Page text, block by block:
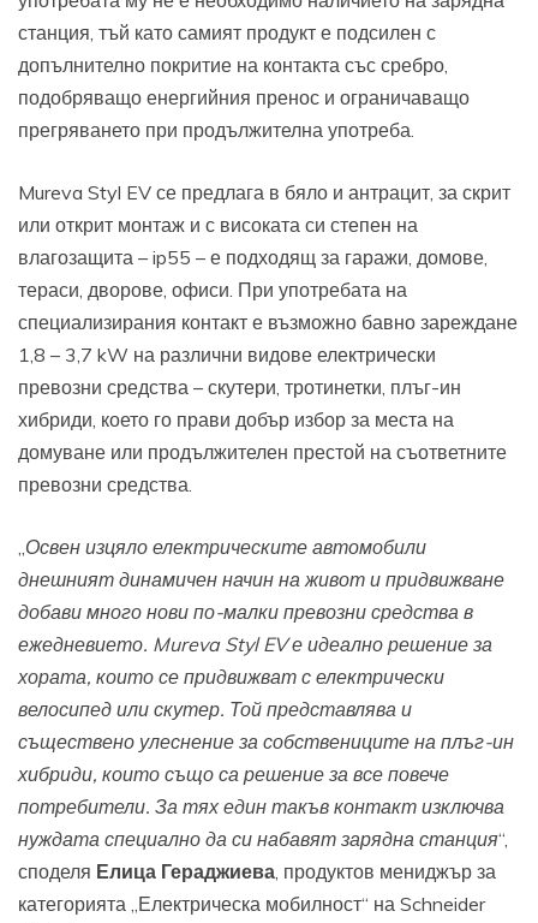
станция, тъй като самият продукт е подсилен с
допълнително покритие на контакта със сребро,
подобряващо енергийния пренос и ограничаващо
прегряването при продължителна употреба.
Mureva Styl EV се предлага в бяло и антрацит, за скрит
или открит монтаж и с високата си степен на
влагозащита – ip55 – е подходящ за гаражи, домове,
тераси, дворове, офиси. При употребата на
специализирания контакт е възможно бавно зареждане
1,8 – 3,7 kW на различни видове електрически
превозни средства – скутери, тротинетки, плъг-ин
хибриди, което го прави добър избор за места на
домуване или продължителен престой на съответните
превозни средства.
„Освен изцяло електрическите автомобили
днешният динамичен начин на живот и придвижване
добави много нови по-малки превозни средства в
ежедневието. Mureva Styl EVе идеално решение за
хората, които се придвижват с електрически
велосипед или скутер. Той представлява и
съществено улеснение за собствениците на плъг-ин
хибриди, които също са решение за все повече
потребители. За тях един такъв контакт изключва
нуждата специално да си набавят зарядна станция“,
споделя Елица Гераджиева, продуктов мениджър за
категорията „Електрическа мобилност“ на Schneider